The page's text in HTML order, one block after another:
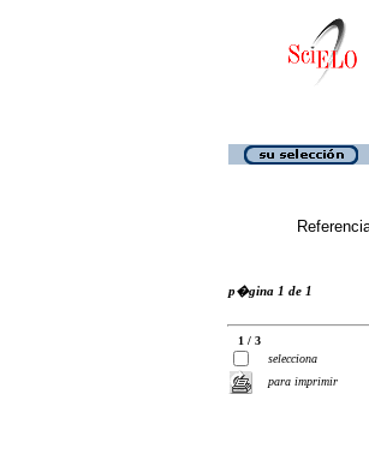
p�gina 1 de 1
1 / 3
selecciona
para imprimir